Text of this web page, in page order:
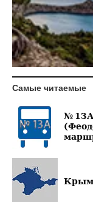
Самые читаемые
№